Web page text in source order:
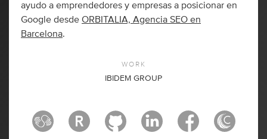
ayudo a emprendedores y empresas a posicionar en
Google desde ORBITALIA, Agencia SEO en
Barcelona.
WORK
IBIDEM GROUP